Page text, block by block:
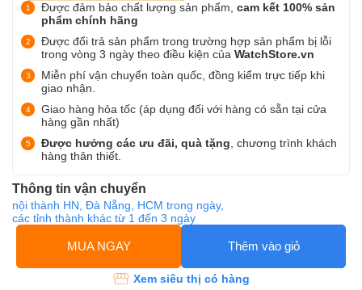
Được đảm bảo chất lượng sản phẩm, cam kết 100% sản
phẩm chính hãng
Được đổi trả sản phẩm trong trường hợp sản phẩm bị lỗi
trong vòng 3 ngày theo điều kiện của WatchStore.vn
Miễn phí vận chuyển toàn quốc, đồng kiểm trực tiếp khi
giao nhận.
Giao hàng hỏa tốc (áp dụng đối với hàng có sẵn tại cửa
hàng gần nhất)
Được hưởng các ưu đãi, quà tặng , chương trình khách
hàng thân thiết.
Thông tin vận chuyển
nội thành HN, Đà Nẵng, HCM trong ngày,
các tỉnh thành khác từ 1 đến 3 ngày
MUA NGAY Thêm vào giỏ
Xem siêu thị có hàng